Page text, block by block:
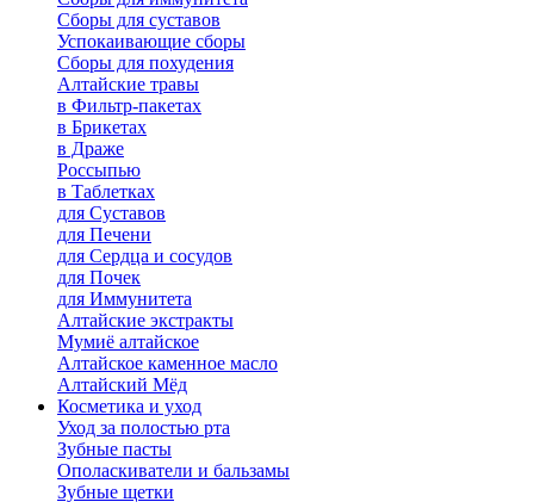
Сборы для суставов
Успокаивающие сборы
Сборы для похудения
Алтайские травы
в Фильтр-пакетах
в Брикетах
в Драже
Россыпью
в Таблетках
для Cуставов
для Печени
для Сердца и сосудов
для Почек
для Иммунитета
Алтайские экстракты
Мумиё алтайское
Алтайское каменное масло
Алтайский Мёд
Косметика и уход
Уход за полостью рта
Зубные пасты
Ополаскиватели и бальзамы
Зубные щетки